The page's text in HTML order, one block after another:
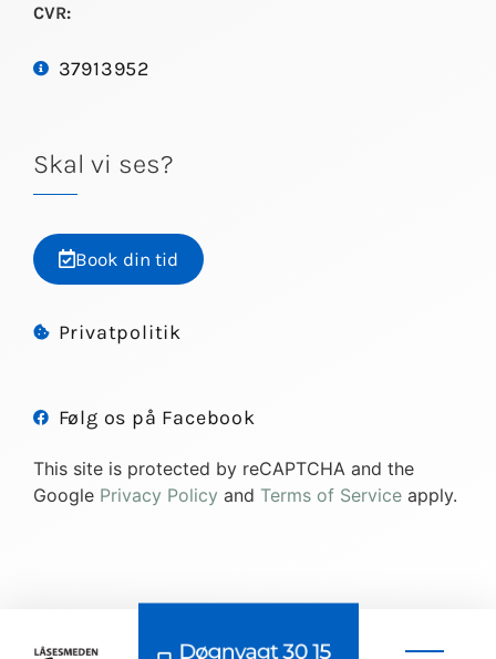
Døgnvagt 30 15
CVR:
37913952
Skal vi ses?
Book din tid
Privatpolitik
Følg os på Facebook
This site is protected by reCAPTCHA and the
Google Privacy Policy and Terms of Service apply.